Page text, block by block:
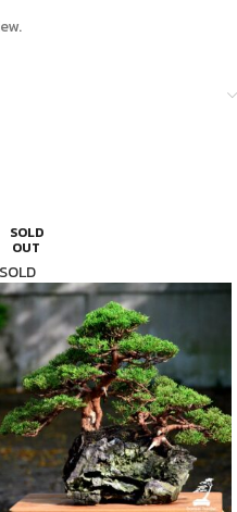
SOLD
OUT
SOLD